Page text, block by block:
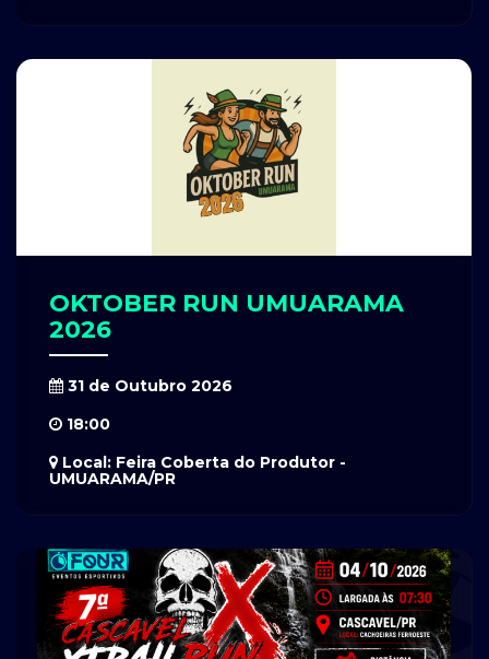
OKTOBER RUN UMUARAMA
2026
31 de Outubro 2026
18:00
Local: Feira Coberta do Produtor -
UMUARAMA/PR